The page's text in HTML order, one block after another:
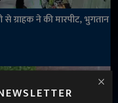
ग्राहक ने की मारपीट, भुगतान